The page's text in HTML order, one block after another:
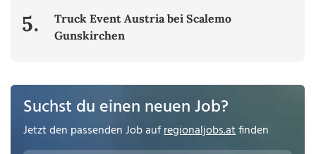
5.
Truck Event Austria bei Scalemo
Gunskirchen
Suchst du einen neuen Job?
Jetzt den passenden Job aufregionaljobs.atfinden